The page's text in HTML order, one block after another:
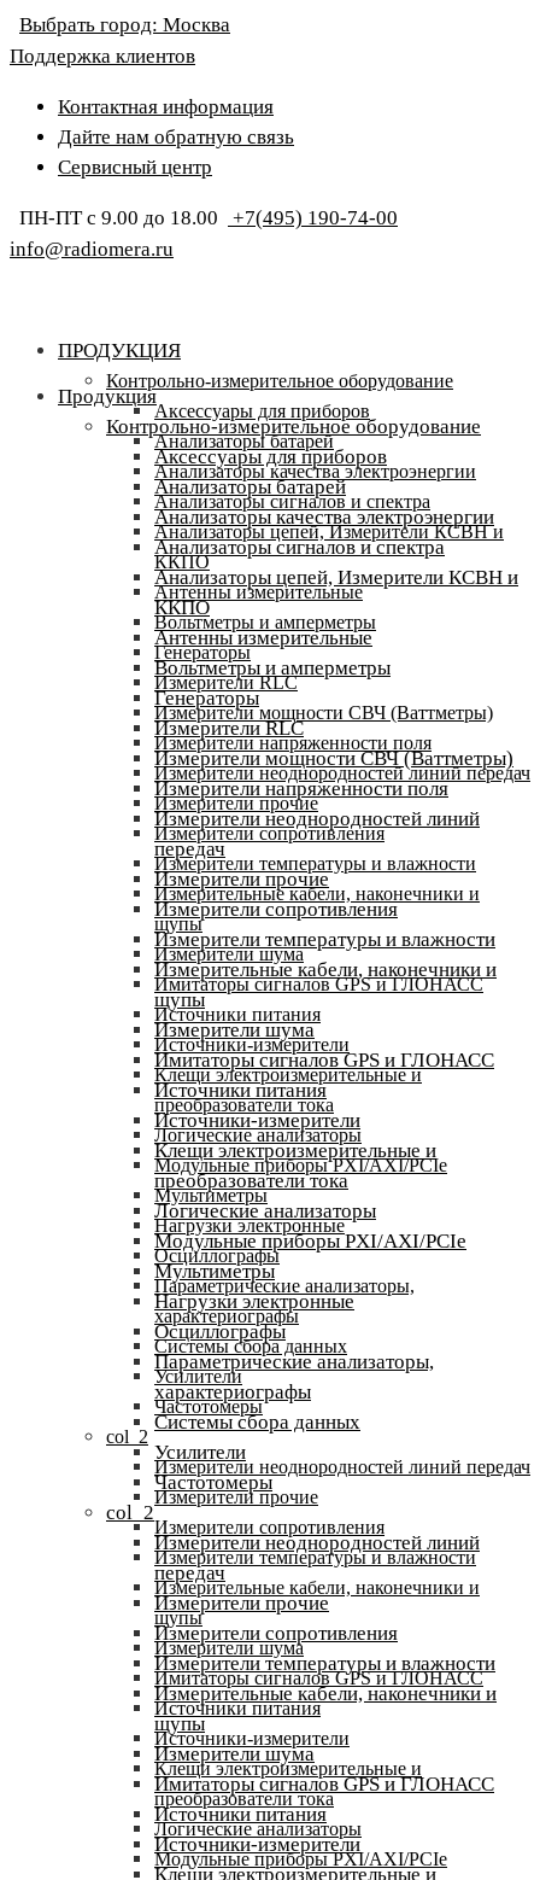
Выбрать город: Москва
Поддержка клиентов
Контактная информация
Дайте нам обратную связь
Сервисный центр
ПН-ПТ с 9.00 до 18.00
+7(495) 190-74-00
info@radiomera.ru
ПРОДУКЦИЯ
Контрольно-измерительное оборудование
Аксессуары для приборов
Анализаторы батарей
Анализаторы качества электроэнергии
Анализаторы сигналов и спектра
Анализаторы цепей, Измерители КСВН и
ККПО
Антенны измерительные
Вольтметры и амперметры
Генераторы
Измерители RLC
Измерители мощности СВЧ (Ваттметры)
Измерители напряженности поля
Измерители неоднородностей линий передач
Измерители прочие
Измерители сопротивления
Измерители температуры и влажности
Измерительные кабели, наконечники и
щупы
Измерители шума
Имитаторы сигналов GPS и ГЛОНАСС
Источники питания
Источники-измерители
Клещи электроизмерительные и
преобразователи тока
Логические анализаторы
Модульные приборы PXI/AXI/PCIe
Мультиметры
Нагрузки электронные
Осциллографы
Параметрические анализаторы,
характериографы
Системы сбора данных
Усилители
Частотомеры
col_2
Измерители неоднородностей линий передач
Измерители прочие
Измерители сопротивления
Измерители температуры и влажности
Измерительные кабели, наконечники и
щупы
Измерители шума
Имитаторы сигналов GPS и ГЛОНАСС
Источники питания
Источники-измерители
Клещи электроизмерительные и
преобразователи тока
Логические анализаторы
Модульные приборы PXI/AXI/PCIe
Продукция
Контрольно-измерительное оборудование
Аксессуары для приборов
Анализаторы батарей
Анализаторы качества электроэнергии
Анализаторы сигналов и спектра
Анализаторы цепей, Измерители КСВН и
ККПО
Антенны измерительные
Вольтметры и амперметры
Генераторы
Измерители RLC
Измерители мощности СВЧ (Ваттметры)
Измерители напряженности поля
Измерители неоднородностей линий
передач
Измерители прочие
Измерители сопротивления
Измерители температуры и влажности
Измерительные кабели, наконечники и
щупы
Измерители шума
Имитаторы сигналов GPS и ГЛОНАСС
Источники питания
Источники-измерители
Клещи электроизмерительные и
преобразователи тока
Логические анализаторы
Модульные приборы PXI/AXI/PCIe
Мультиметры
Нагрузки электронные
Осциллографы
Параметрические анализаторы,
характериографы
Системы сбора данных
Усилители
Частотомеры
col_2
Измерители неоднородностей линий
передач
Измерители прочие
Измерители сопротивления
Измерители температуры и влажности
Измерительные кабели, наконечники и
щупы
Измерители шума
Имитаторы сигналов GPS и ГЛОНАСС
Источники питания
Источники-измерители
Клещи электроизмерительные и